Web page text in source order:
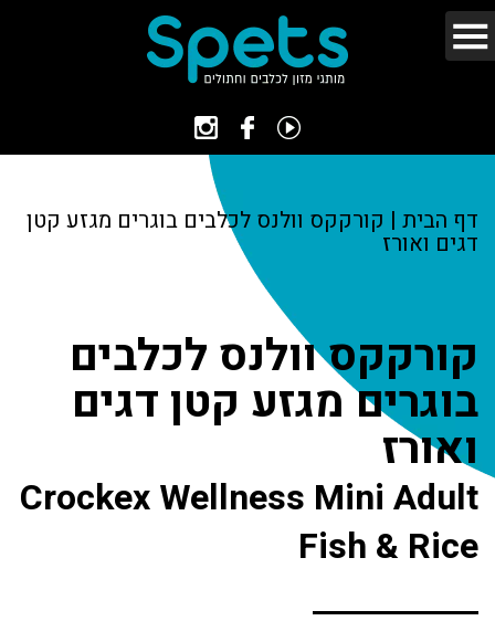
דף הבית | קורקקס וולנס לכלבים בוגרים מגזע קטן
דגים ואורז
קורקקס וולנס לכלבים
בוגרים מגזע קטן דגים
ואורז
Crockex Wellness Mini Adult
Fish & Rice